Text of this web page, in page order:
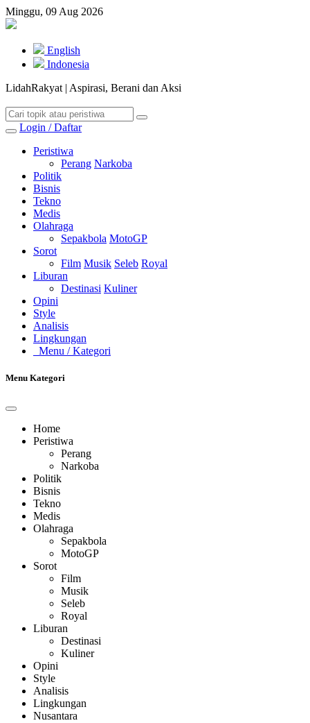
Minggu, 09 Aug 2026
English
Indonesia
LidahRakyat | Aspirasi, Berani dan Aksi
Login / Daftar
Peristiwa
Perang Narkoba
Politik
Bisnis
Tekno
Medis
Olahraga
Sepakbola MotoGP
Sorot
Film Musik Seleb Royal
Liburan
Destinasi Kuliner
Opini
Style
Analisis
Lingkungan
Menu / Kategori
Menu Kategori
Home
Peristiwa
Perang
Narkoba
Politik
Bisnis
Tekno
Medis
Olahraga
Sepakbola
MotoGP
Sorot
Film
Musik
Seleb
Royal
Liburan
Destinasi
Kuliner
Opini
Style
Analisis
Lingkungan
Nusantara